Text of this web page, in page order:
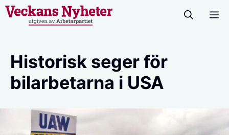
Hoppa
Historisk seger för
bilarbetarna i USA